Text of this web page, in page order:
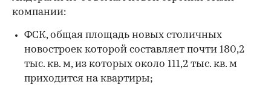
00:00 / 00:00
компании:
ФСК, общая площадь новых столичных
новостроек которой составляет почти 180,2
тыс. кв. м, из которых около 111,2 тыс. кв. м
приходится на квартиры;